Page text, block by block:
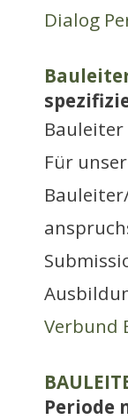
Dialog
Bauleiter
Für
Verbund
Periode